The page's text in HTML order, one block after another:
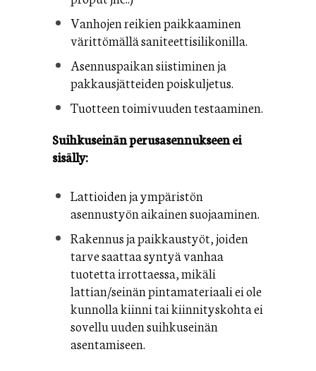
Vanhojen reikien paikkaaminen
värittömällä saniteettisilikonilla.
Asennuspaikan siistiminen ja
pakkausjätteiden poiskuljetus.
Tuotteen toimivuuden testaaminen.
Suihkuseinän perusasennukseen ei
sisälly:
Lattioiden ja ympäristön
asennustyön aikainen suojaaminen.
Rakennus ja paikkaustyöt, joiden
tarve saattaa syntyä vanhaa
tuotetta irrottaessa, mikäli
lattian/seinän pintamateriaali ei ole
kunnolla kiinni tai kiinnityskohta ei
sovellu uuden suihkuseinän
asentamiseen.